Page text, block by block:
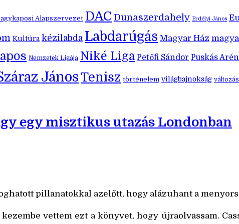
Alapszervezet DACDunaszerdahely Erdélyi János
Kultúra kézilabda Labdarúgás Magyar Ház
Nemzetek Ligája Niké Liga Petőfi Sándor Puskás
JánosTenisz történelem világbajnokság
egy misztikus utazás Londonban
pillanatokkal azelőtt, hogy alázuhant a
vettem ezt a könyvet, hogy újraolvassam.